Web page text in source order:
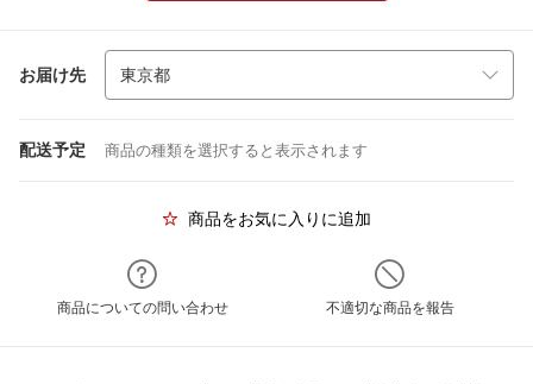
お届け先
配送予定 商品の種類を選択すると表示されます
商品をお気に入りに追加
商品についての問い合わせ 不適切な商品を報告